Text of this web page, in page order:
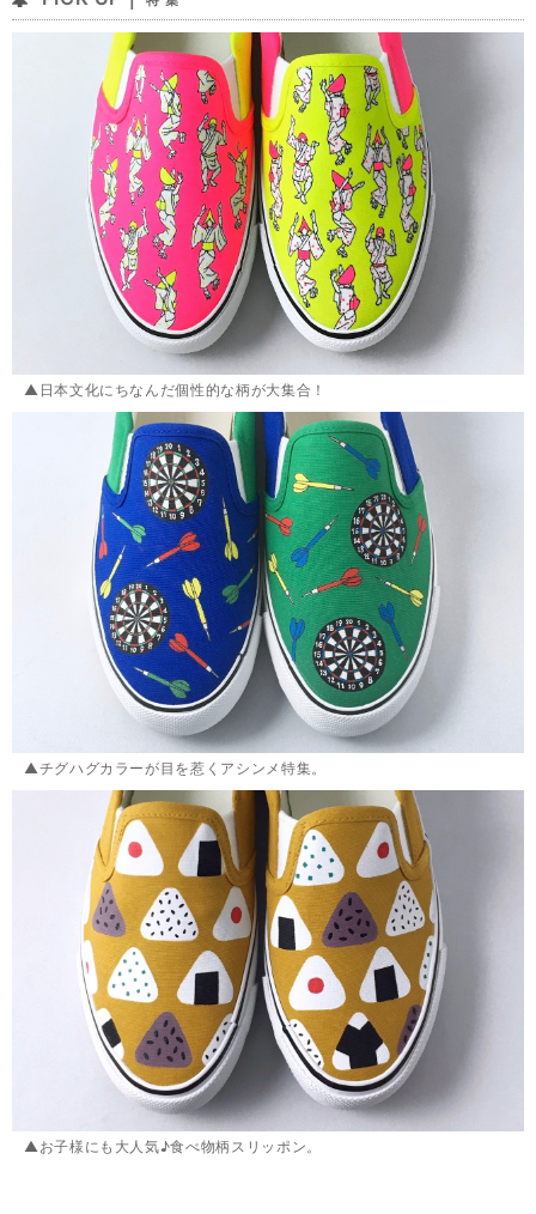
▲日本文化にちなんだ個性的な柄が大集合！
▲チグハグカラーが目を惹くアシンメ特集。
▲お子様にも大人気♪食べ物柄スリッポン。